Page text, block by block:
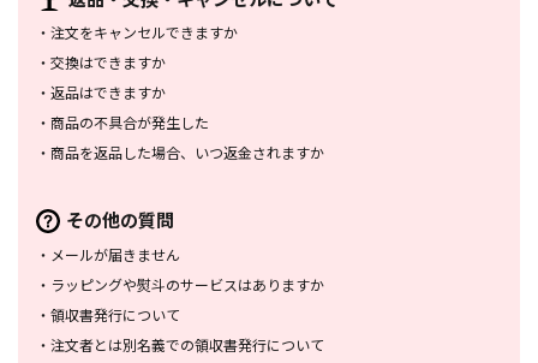
・ 注文をキャンセルできますか
・ 交換はできますか
・ 返品はできますか
・ 商品の不具合が発生した
・ 商品を返品した場合、 いつ返金されますか
その他の質問
・ メールが届きません
・ ラッピングや熨斗のサービスはありますか
・ 領収書発行について
・ 注文者とは別名義での領収書発行について